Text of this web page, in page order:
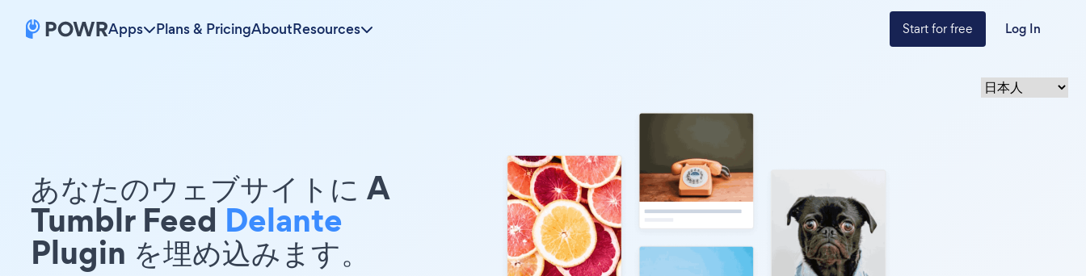
Apps Plans & PricingAboutResources Start for free Log In
あなたのウェブサイトに A
Tumblr Feed Delante
Plugin を埋め込みます。